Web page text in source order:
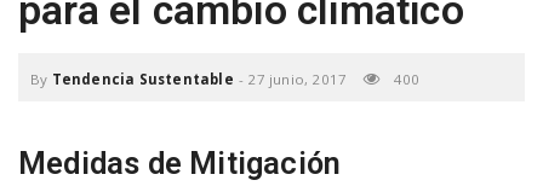
a
i
para el cambio climático
By Tendencia Sustentable - 27 junio, 2017 400
Medidas de Mitigación